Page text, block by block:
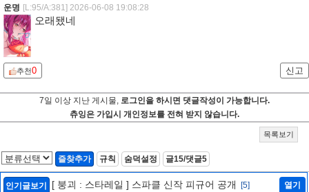
운명 [L:95/A:381] 2026-06-08 19:08:28
오래됐네
추천0 신고
7일 이상 지난 게시물, 로그인을 하시면 댓글작성이 가능합니다.
츄잉은 가입시 개인정보를 전혀 받지 않습니다.
목록보기
즐찾추가 규칙 숨덕설정 글15/댓글5
인기글보기 [ 붕괴 : 스타레일 ] 스파클 신작 피규어 공개 [5] 열기